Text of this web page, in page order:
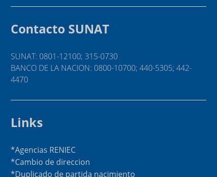
Contacto SUNAT
SUNAT: 0801-12100; 315-0730
BANCO DE LA NACION: 0800-10700; 440-5305; 442-
4470
Links
*Agencias RENIEC
*Cambio de direccion
*Duplicado de partida nacimiento